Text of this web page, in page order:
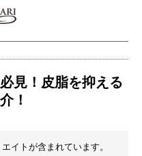
見！皮脂を抑える
！
イトが含まれています。